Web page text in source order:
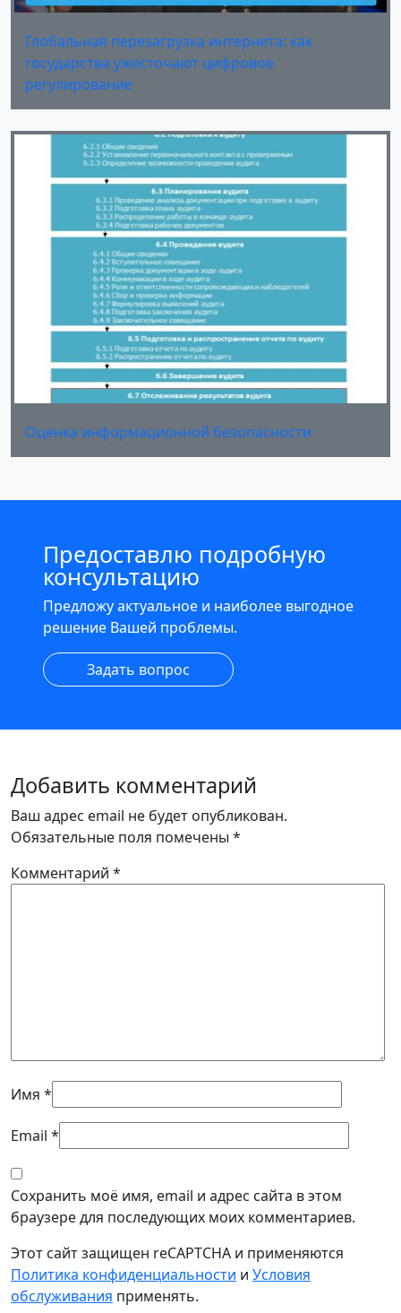
Глобальная перезагрузка интернета: как
государства ужесточают цифровое
регулирование
Оценка информационной безопасности
Предоставлю подробную
консультацию
Предложу актуальное и наиболее выгодное
решение Вашей проблемы.
Задать вопрос
Добавить комментарий
Ваш адрес email не будет опубликован.
Обязательные поля помечены *
Комментарий *
Имя *
Email *
Сохранить моё имя, email и адрес сайта в этом
браузере для последующих моих комментариев.
Этот сайт защищен reCAPTCHA и применяются
Политика конфиденциальности и Условия
обслуживания применять.